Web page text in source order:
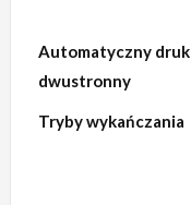
Automatyczny druk
dwustronny
Tryby wykańczania